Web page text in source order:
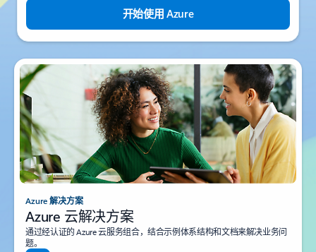
开始使用 Azure
Azure 解决方案
Azure 云解决方案
通过经认证的 Azure 云服务组合，结合示例体系结构和文档来解决业务问
题。